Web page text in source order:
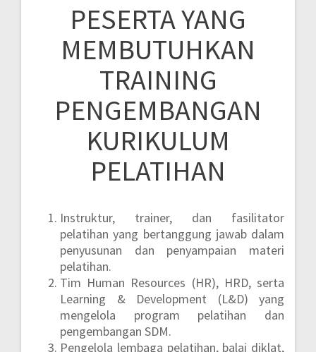
PESERTA YANG
MEMBUTUHKAN
TRAINING
PENGEMBANGAN
KURIKULUM
PELATIHAN
Instruktur, trainer, dan fasilitator
pelatihan yang bertanggung jawab dalam
penyusunan dan penyampaian materi
pelatihan.
Tim Human Resources (HR), HRD, serta
Learning & Development (L&D) yang
mengelola program pelatihan dan
pengembangan SDM.
Pengelola lembaga pelatihan, balai diklat,